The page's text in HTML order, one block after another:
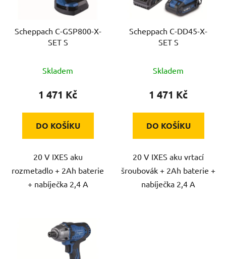
Scheppach C-GSP800-X-
SET S
Skladem
1 471 Kč
DO KOŠÍKU
20 V IXES aku
rozmetadlo + 2Ah baterie
+ nabíječka 2,4 A
Scheppach C-DD45-X-
SET S
Skladem
1 471 Kč
DO KOŠÍKU
20 V IXES aku vrtací
šroubovák + 2Ah baterie +
nabíječka 2,4 A